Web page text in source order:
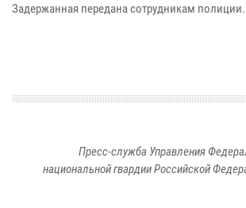
Задержанная передана сотрудникам полиции.
Пресс-служба Управления
национальной гвардии Российской